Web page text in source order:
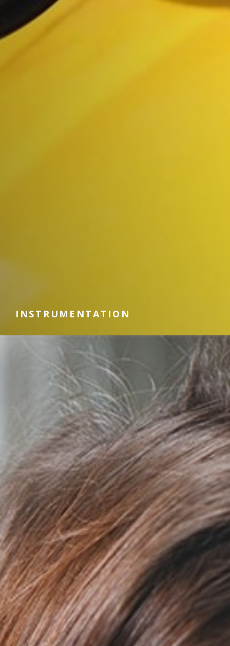
INSTRUMENTATION